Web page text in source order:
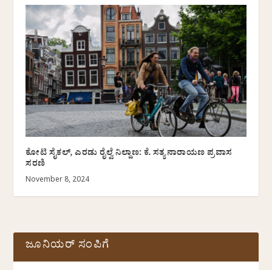
ಕೋಟಿ ಸೈಕಲ್, ಎರಡು ರೈಲ್ವೆ ನಿಲ್ದಾಣ: ಕೆ. ಸತ್ಯನಾರಾಯಣ ಪ್ರವಾಸ
ಸರಣಿ
November 8, 2024
ಜೂನಿಯರ್ ಸಂಪಿಗೆ